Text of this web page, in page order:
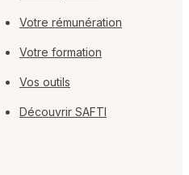
Votre rémunération
Votre formation
Vos outils
Découvrir SAFTI